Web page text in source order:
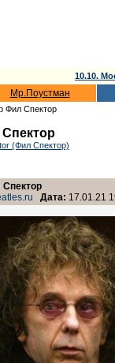
10.10.
Мр.Поустман
Фил Спектор
(Фил Спектор)
Дата: 17.01.21